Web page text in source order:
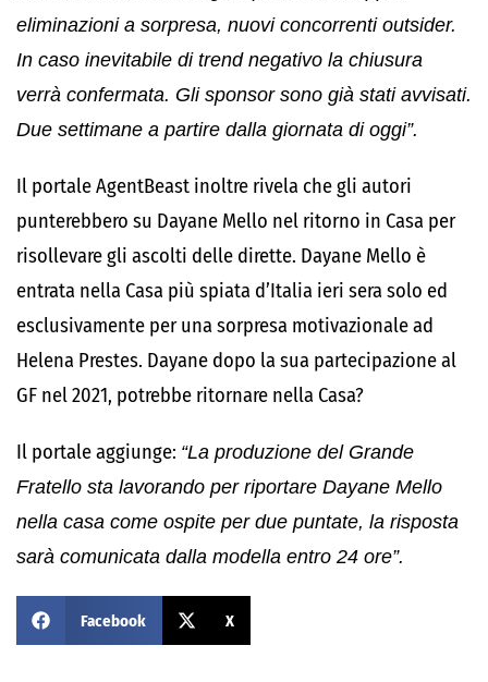
eliminazioni a sorpresa, nuovi concorrenti outsider.
In caso inevitabile di trend negativo la chiusura
verrà confermata. Gli sponsor sono già stati avvisati.
Due settimane a partire dalla giornata di oggi”.
Il portale AgentBeast inoltre rivela che gli autori
punterebbero su Dayane Mello nel ritorno in Casa per
risollevare gli ascolti delle dirette. Dayane Mello è
entrata nella Casa più spiata d’Italia ieri sera solo ed
esclusivamente per una sorpresa motivazionale ad
Helena Prestes. Dayane dopo la sua partecipazione al
GF nel 2021, potrebbe ritornare nella Casa?
Il portale aggiunge: “La produzione del Grande
Fratello sta lavorando per riportare Dayane Mello
nella casa come ospite per due puntate, la risposta
sarà comunicata dalla modella entro 24 ore”.
Facebook X